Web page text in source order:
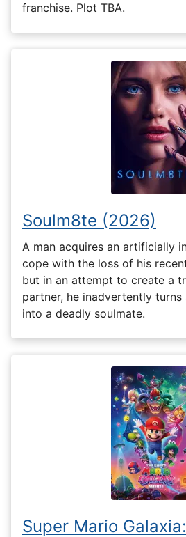
franchise. Plot TBA.
Soulm8te (2026)
A man acquires an artificially
cope with the loss of his
but in an attempt to create a
partner, he inadvertently turns
into a deadly soulmate.
Super Mario